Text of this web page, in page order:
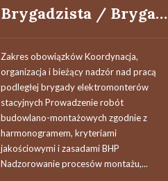
Brygadzista / Brygadzistka brygady elektromonterów stacyjnych
Zakres obowiązków Koordynacja,
organizacja i bieżący nadzór nad pracą
podległej brygady elektromonterów
stacyjnych Prowadzenie robót
budowlano-montażowych zgodnie z
harmonogramem, kryteriami
jakościowymi i zasadami BHP
Nadzorowanie procesów montażu,...